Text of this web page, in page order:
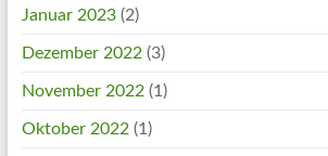
Januar 2023(2)
Dezember 2022(3)
November 2022(1)
Oktober 2022(1)